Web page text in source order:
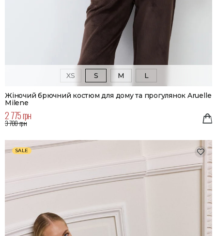
XS S M L
Жіночий брючний костюм для дому та прогулянок Aruelle
Milene
2 775 грн
3 700 грн
SALE